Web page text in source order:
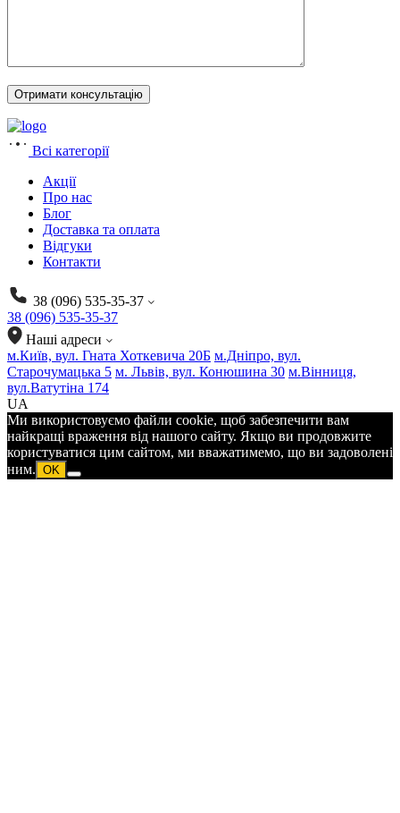
Всі категорії
Акції
Про нас
Блог
Доставка та оплата
Відгуки
Контакти
38 (096) 535-35-37
38 (096) 535-35-37
Наші адреси
м.Київ, вул. Гната Хоткевича 20Б м.Дніпро, вул.
Старочумацька 5 м. Львів, вул. Конюшина 30 м.Вінниця,
вул.Ватутіна 174
UA
Ми використовуємо файли cookie, щоб забезпечити вам
найкращі враження від нашого сайту. Якщо ви продовжите
користуватися цим сайтом, ми вважатимемо, що ви задоволені
ним. OK